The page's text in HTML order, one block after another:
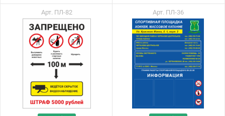
Арт. ПЛ-82 Арт. ПЛ-36